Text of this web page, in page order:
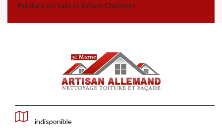
Peinture sur tuile et toiture Charmont
indisponible